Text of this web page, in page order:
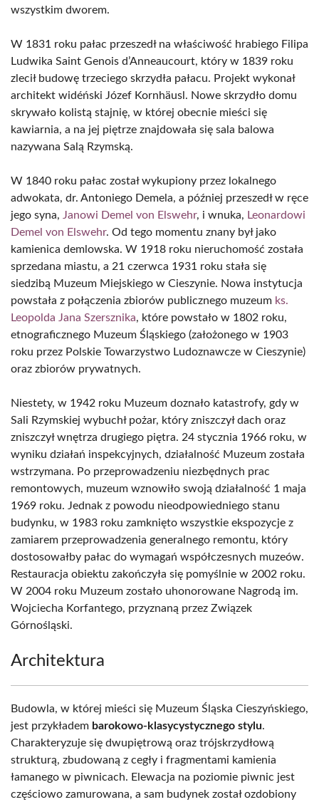
wszystkim dworem.
W 1831 roku pałac przeszedł na właściwość hrabiego Filipa
Ludwika Saint Genois d’Anneaucourt, który w 1839 roku
zlecił budowę trzeciego skrzydła pałacu. Projekt wykonał
architekt widéński Józef Kornhäusl. Nowe skrzydło domu
skrywało kolistą stajnię, w której obecnie mieści się
kawiarnia, a na jej piętrze znajdowała się sala balowa
nazywana Salą Rzymską.
W 1840 roku pałac został wykupiony przez lokalnego
adwokata, dr. Antoniego Demela, a później przeszedł w ręce
jego syna, Janowi Demel von Elswehr, i wnuka, Leonardowi
Demel von Elswehr. Od tego momentu znany był jako
kamienica demlowska. W 1918 roku nieruchomość została
sprzedana miastu, a 21 czerwca 1931 roku stała się
siedzibą Muzeum Miejskiego w Cieszynie. Nowa instytucja
powstała z połączenia zbiorów publicznego muzeum ks.
Leopolda Jana Szersznika, które powstało w 1802 roku,
etnograficznego Muzeum Śląskiego (założonego w 1903
roku przez Polskie Towarzystwo Ludoznawcze w Cieszynie)
oraz zbiorów prywatnych.
Niestety, w 1942 roku Muzeum doznało katastrofy, gdy w
Sali Rzymskiej wybuchł pożar, który zniszczył dach oraz
zniszczył wnętrza drugiego piętra. 24 stycznia 1966 roku, w
wyniku działań inspekcyjnych, działalność Muzeum została
wstrzymana. Po przeprowadzeniu niezbędnych prac
remontowych, muzeum wznowiło swoją działalność 1 maja
1969 roku. Jednak z powodu nieodpowiedniego stanu
budynku, w 1983 roku zamknięto wszystkie ekspozycje z
zamiarem przeprowadzenia generalnego remontu, który
dostosowałby pałac do wymagań współczesnych muzeów.
Restauracja obiektu zakończyła się pomyślnie w 2002 roku.
W 2004 roku Muzeum zostało uhonorowane Nagrodą im.
Wojciecha Korfantego, przyznaną przez Związek
Górnośląski.
Architektura
Budowla, w której mieści się Muzeum Śląska Cieszyńskiego,
jest przykładem barokowo-klasycystycznego stylu.
Charakteryzuje się dwupiętrową oraz trójskrzydłową
strukturą, zbudowaną z cegły i fragmentami kamienia
łamanego w piwnicach. Elewacja na poziomie piwnic jest
częściowo zamurowana, a sam budynek został ozdobiony